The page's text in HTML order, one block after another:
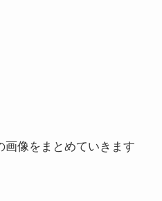
画像をまとめていきます